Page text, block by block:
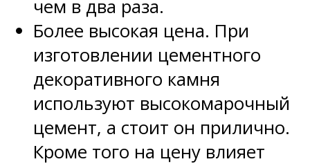
чем в два раза.
Более высокая цена. При
изготовлении цементного
декоративного камня
используют высокомарочный
цемент, а стоит он прилично.
Кроме того на цену влияет